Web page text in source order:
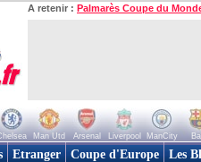
A retenir : Palmarès Coupe du
Man Utd Arsenal Liverpool ManCity
Etranger Coupe d'Europe Les